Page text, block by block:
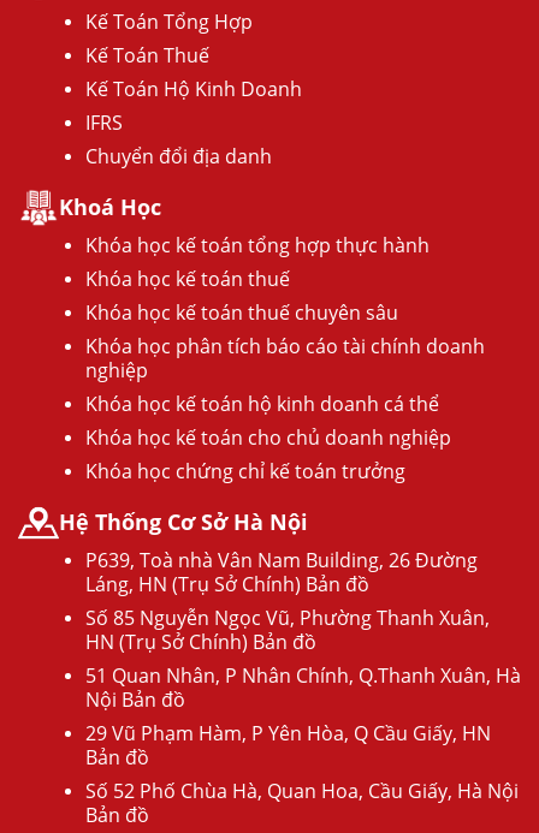
Kế Toán Tổng Hợp
Kế Toán Thuế
Kế Toán Hộ Kinh Doanh
IFRS
Chuyển đổi địa danh
Khoá Học
Khóa học kế toán tổng hợp thực hành
Khóa học kế toán thuế
Khóa học kế toán thuế chuyên sâu
Khóa học phân tích báo cáo tài chính doanh
nghiệp
Khóa học kế toán hộ kinh doanh cá thể
Khóa học kế toán cho chủ doanh nghiệp
Khóa học chứng chỉ kế toán trưởng
Hệ Thống Cơ Sở Hà Nội
P639, Toà nhà Vân Nam Building, 26 Đường
Láng, HN (Trụ Sở Chính) Bản đồ
Số 85 Nguyễn Ngọc Vũ, Phường Thanh Xuân,
HN (Trụ Sở Chính) Bản đồ
51 Quan Nhân, P Nhân Chính, Q.Thanh Xuân, Hà
Nội Bản đồ
29 Vũ Phạm Hàm, P Yên Hòa, Q Cầu Giấy, HN
Bản đồ
Số 52 Phố Chùa Hà, Quan Hoa, Cầu Giấy, Hà Nội
Bản đồ